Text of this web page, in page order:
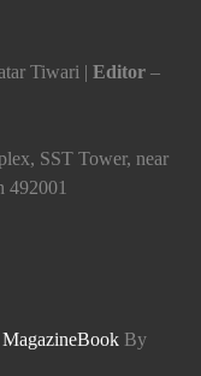
Tiwari | Editor –
SST Tower, near
492001
MagazineBook By